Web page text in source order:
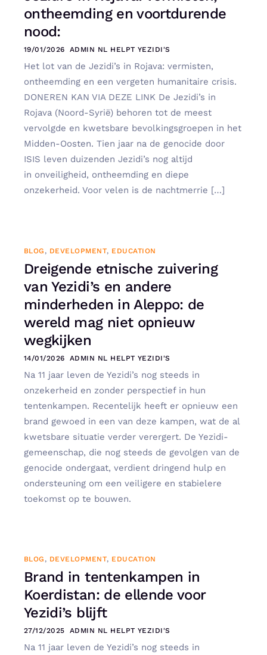
ontheemding en voortdurende
nood:
19/01/2026 ADMIN NL HELPT YEZIDI'S
Het lot van de Jezidi’s in Rojava: vermisten,
ontheemding en een vergeten humanitaire crisis.
DONEREN KAN VIA DEZE LINK De Jezidi’s in
Rojava (Noord-Syrië) behoren tot de meest
vervolgde en kwetsbare bevolkingsgroepen in het
Midden-Oosten. Tien jaar na de genocide door
ISIS leven duizenden Jezidi’s nog altijd
in onveiligheid, ontheemding en diepe
onzekerheid. Voor velen is de nachtmerrie […]
BLOG, DEVELOPMENT, EDUCATION
Dreigende etnische zuivering
van Yezidi’s en andere
minderheden in Aleppo: de
wereld mag niet opnieuw
wegkijken
14/01/2026 ADMIN NL HELPT YEZIDI'S
Na 11 jaar leven de Yezidi’s nog steeds in
onzekerheid en zonder perspectief in hun
tentenkampen. Recentelijk heeft er opnieuw een
brand gewoed in een van deze kampen, wat de al
kwetsbare situatie verder verergert. De Yezidi-
gemeenschap, die nog steeds de gevolgen van de
genocide ondergaat, verdient dringend hulp en
ondersteuning om een veiligere en stabielere
toekomst op te bouwen.
BLOG, DEVELOPMENT, EDUCATION
Brand in tentenkampen in
Koerdistan: de ellende voor
Yezidi’s blijft
27/12/2025 ADMIN NL HELPT YEZIDI'S
Na 11 jaar leven de Yezidi’s nog steeds in